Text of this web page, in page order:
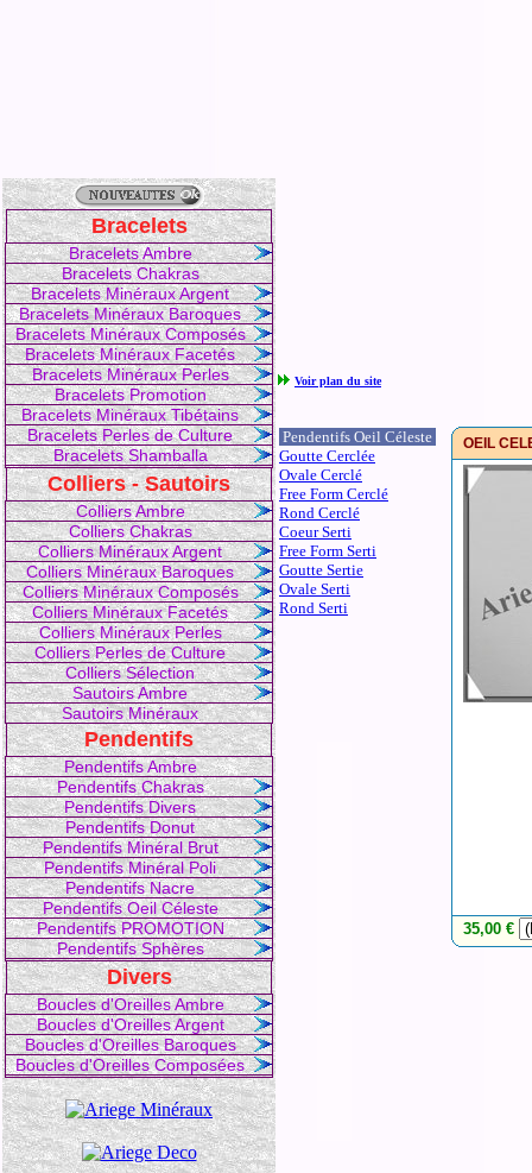
Bracelets
Bracelets Ambre
Bracelets Chakras
Bracelets Minéraux Argent
Bracelets Minéraux Baroques
Bracelets Minéraux Composés
Bracelets Minéraux Facetés
Bracelets Minéraux Perles
Bracelets Promotion
Bracelets Minéraux Tibétains
Bracelets Perles de Culture
Bracelets Shamballa
Colliers - Sautoirs
Colliers Ambre
Colliers Chakras
Colliers Minéraux Argent
Colliers Minéraux Baroques
Colliers Minéraux Composés
Colliers Minéraux Facetés
Colliers Minéraux Perles
Colliers Perles de Culture
Colliers Sélection
Sautoirs Ambre
Sautoirs Minéraux
Pendentifs
Pendentifs Ambre
Pendentifs Chakras
Pendentifs Divers
Pendentifs Donut
Pendentifs Minéral Brut
Pendentifs Minéral Poli
Pendentifs Nacre
Pendentifs Oeil Céleste
Pendentifs PROMOTION
Pendentifs Sphères
Divers
Boucles d'Oreilles Ambre
Boucles d'Oreilles Argent
Boucles d'Oreilles Baroques
Boucles d'Oreilles Composées
Voir plan du site
Pendentifs Oeil Céleste
Goutte Cerclée
Ovale Cerclé
Free Form Cerclé
Rond Cerclé
Coeur Serti
Free Form Serti
Goutte Sertie
Ovale Serti
Rond Serti
OEIL
35,00 €